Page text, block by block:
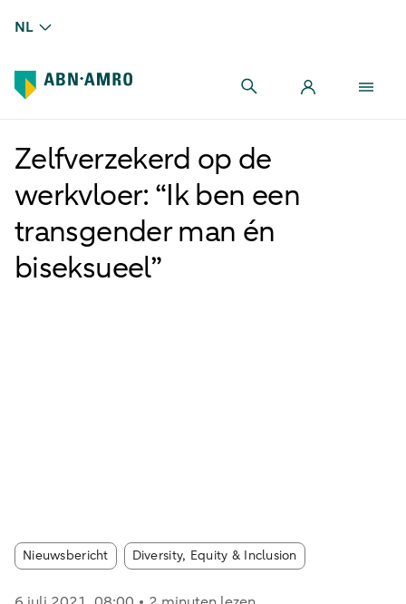
NL
Zelfverzekerd op de
werkvloer: “Ik ben een
transgender man én
biseksueel”
Nieuwsbericht Article tags:
Diversity, Equity & Inclusion